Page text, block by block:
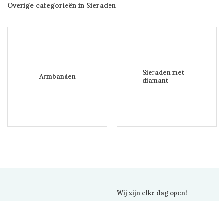
Overige categorieën in Sieraden
Armbanden
Sieraden met
diamant
Wij zijn elke dag open!